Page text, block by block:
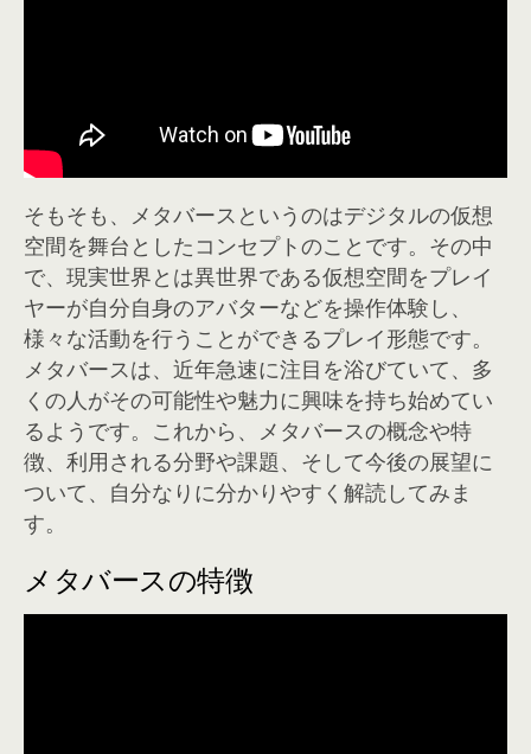
そもそも、メタバースというのはデジタルの仮想
空間を舞台としたコンセプトのことです。その中
で、現実世界とは異世界である仮想空間をプレイ
ヤーが自分自身のアバターなどを操作体験し、
様々な活動を行うことができるプレイ形態です。
メタバースは、近年急速に注目を浴びていて、多
くの人がその可能性や魅力に興味を持ち始めてい
るようです。これから、メタバースの概念や特
徴、利用される分野や課題、そして今後の展望に
ついて、自分なりに分かりやすく解読してみま
す。
メタバースの特徴